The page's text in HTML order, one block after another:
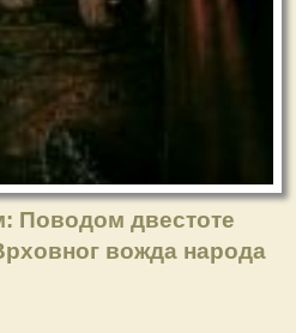
Поводом двестоте
вожда народа